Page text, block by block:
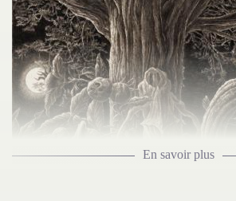
En savoir plus